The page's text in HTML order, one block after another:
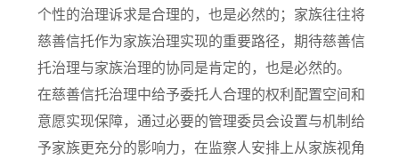
个性的治理诉求是合理的，也是必然的；家族往往将
慈善信托作为家族治理实现的重要路径，期待慈善信
托治理与家族治理的协同是肯定的，也是必然的。
在慈善信托治理中给予委托人合理的权利配置空间和
意愿实现保障，通过必要的管理委员会设置与机制给
予家族更充分的影响力，在监察人安排上从家族视角